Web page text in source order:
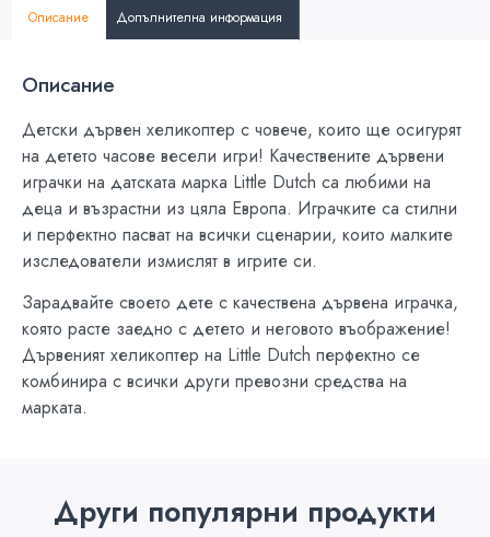
Описание Допълнителна информация
Описание
Детски дървен хеликоптер с човече, които ще осигурят
на детето часове весели игри! Качествените дървени
играчки на датската марка Little Dutch са любими на
деца и възрастни из цяла Европа. Играчките са стилни
и перфектно пасват на всички сценарии, които малките
изследователи измислят в игрите си.
Зарадвайте своето дете с качествена дървена играчка,
която расте заедно с детето и неговото въображение!
Дървеният хеликоптер на Little Dutch перфектно се
комбинира с всички други превозни средства на
марката.
Други популярни продукти